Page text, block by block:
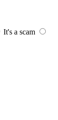
It's a scam